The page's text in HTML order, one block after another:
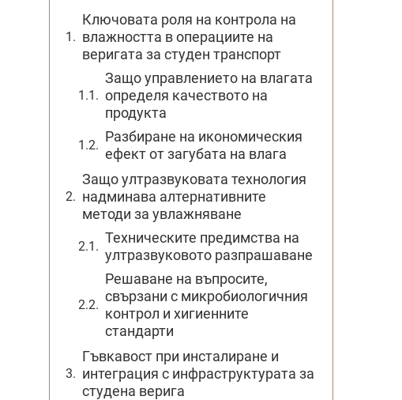
Ключовата роля на контрола на
влажността в операциите на
веригата за студен транспорт
Защо управлението на влагата
определя качеството на
продукта
Разбиране на икономическия
ефект от загубата на влага
Защо ултразвуковата технология
надминава алтернативните
методи за увлажняване
Техническите предимства на
ултразвуковото разпрашаване
Решаване на въпросите,
свързани с микробиологичния
контрол и хигиенните
стандарти
Гъвкавост при инсталиране и
интеграция с инфраструктурата за
студена верига